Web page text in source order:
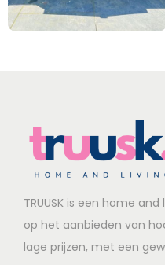
TRUUSK is een home
op het aanbieden van
lage prijzen, met een